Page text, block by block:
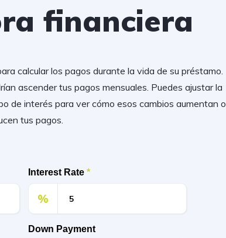
financiera
calcular los pagos durante la vida de su préstamo.
ascender tus pagos mensuales. Puedes ajustar la
de interés para ver cómo esos cambios aumentan o
tus pagos.
Interest Rate *
%
Down Payment